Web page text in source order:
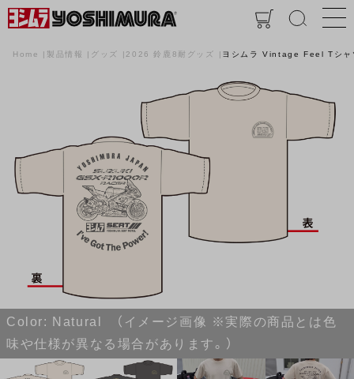
Home 製品情報 グッズ 2026 鈴鹿8耐グッズ ヨシムラ Vintage Feel Tシャ
Color: Natural （イメージ画像 ※実際の商品とは色
味や仕様が異なる場合があります。）